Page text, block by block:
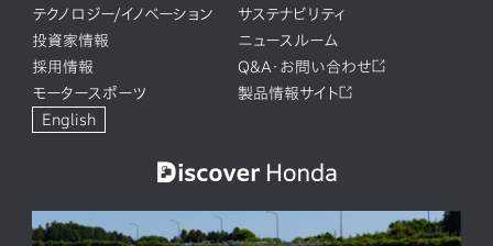
テクノロジー/イノベーション
サステナビリティ
投資家情報
ニュースルーム
採用情報
Q&A・お問い合わせ
モータースポーツ
製品情報サイト
English